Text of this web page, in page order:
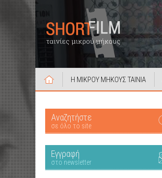
Η ΜΙΚΡΟΥ ΜΗΚΟΥΣ ΤΑΙΝΙΑ
Αναζητήστε
σε όλο το site
Εγγραφή
στο newsletter